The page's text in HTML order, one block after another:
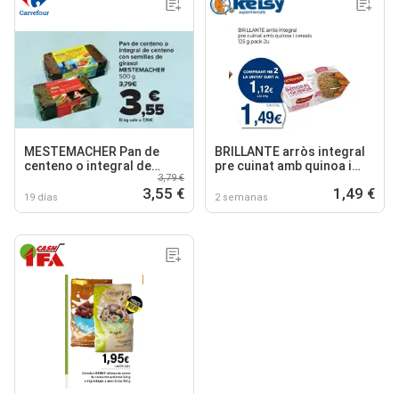
MESTEMACHER Pan de
centeno o integral de
centeno con semillas de
girasol
19 días
3,79 €
3,55 €
BRILLANTE arròs integral
pre cuinat amb quinoa i
2 semanas 1,49 €